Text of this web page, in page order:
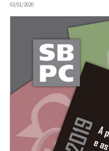
02/01/2020